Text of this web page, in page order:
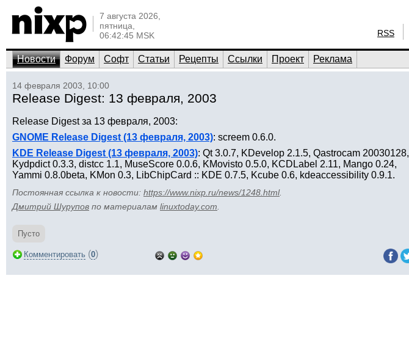
7 августа 2026,
пятница,
06:42:45 MSK
RSS
Новости Форум Софт Статьи Рецепты Ссылки Проект Реклама
14 февраля 2003, 10:00
Release Digest: 13 февраля, 2003
Release Digest за 13 февраля, 2003:
GNOME Release Digest (13 февраля, 2003): screem 0.6.0.
KDE Release Digest (13 февраля, 2003): Qt 3.0.7, KDevelop 2.1.5, Qastrocam 20030128,
Kydpdict 0.3.3, distcc 1.1, MuseScore 0.0.6, KMovisto 0.5.0, KCDLabel 2.11, Mango 0.24,
Yammi 0.8.0beta, KMon 0.3, LibChipCard :: KDE 0.7.5, Kcube 0.6, kdeaccessibility 0.9.1.
Постоянная ссылка к новости: https://www.nixp.ru/news/1248.html.
Дмитрий Шурупов по материалам linuxtoday.com
Пусто
Комментировать (0)